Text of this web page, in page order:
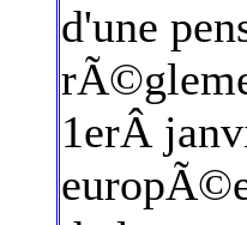
d'une
1erÂ